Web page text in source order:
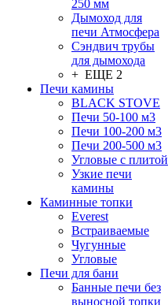
250 мм
Дымоход для
печи Атмосфера
Сэндвич трубы
для дымохода
+ ЕЩЕ 2
Печи камины
BLACK STOVE
Печи 50-100 м3
Печи 100-200 м3
Печи 200-500 м3
Угловые с плитой
Узкие печи
камины
Каминные топки
Everest
Встраиваемые
Чугунные
Угловые
Печи для бани
Банные печи без
выносной топки